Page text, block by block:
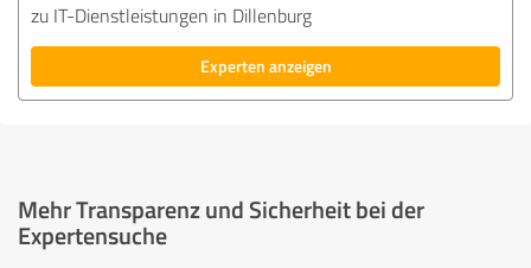
zu IT-Dienstleistungen in Dillenburg
Experten anzeigen
Mehr Transparenz und Sicherheit bei der
Expertensuche